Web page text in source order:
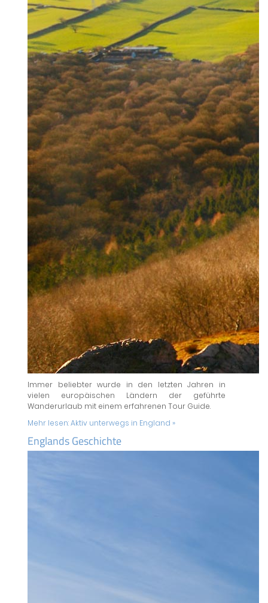
Immer beliebter wurde in den letzten Jahren in
vielen europäischen Ländern der geführte
Wanderurlaub mit einem erfahrenen Tour Guide.
Mehr lesen:Aktiv unterwegs in England »
Englands Geschichte